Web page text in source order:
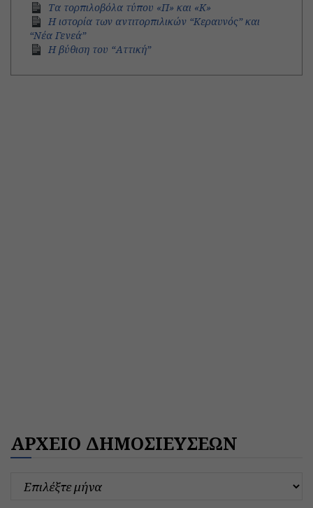
Τα τορπιλοβόλα τύπου «Π» και «Κ»
Η ιστορία των αντιτορπιλικών “Κεραυνός” και
“Νέα Γενεά”
H βύθιση του “Αττική”
ΑΡΧΕΙΟ ΔΗΜΟΣΙΕΥΣΕΩΝ